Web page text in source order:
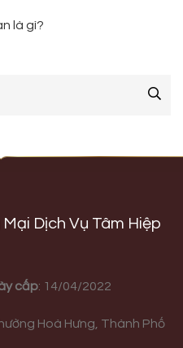
là gì?
Dịch Vụ Tâm Hiệp
cấp: 14/04/2022
Hoà Hưng, Thành Phố